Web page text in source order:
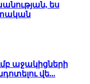
ես
աջակիցների
վե...